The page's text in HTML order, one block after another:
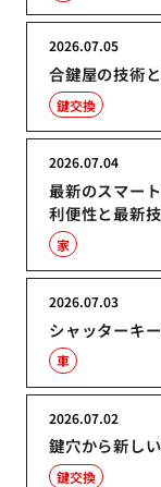
合鍵屋の技術
2026.07.05
鍵交換
最新のスマー
利便性と最新
2026.07.04
家
シャッターキ
2026.07.03
車
鍵穴から新し
2026.07.02
鍵交換